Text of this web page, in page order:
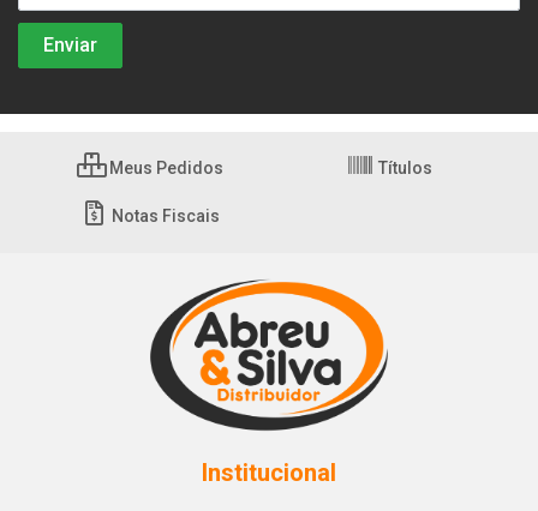
Meus Pedidos Títulos
Notas Fiscais
Institucional